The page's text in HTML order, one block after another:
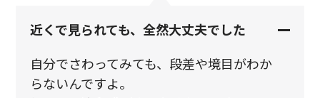
近くで見られても、全然大丈夫でした
自分でさわってみても、段差や境目がわか
らないんですよ。